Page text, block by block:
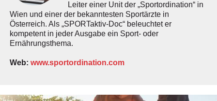
Leiter einer Unit der „Sportordination“ in
Wien und einer der bekanntesten Sportärzte in
Österreich. Als „SPORTaktiv-Doc“ beleuchtet er
kompetent in jeder Ausgabe ein Sport- oder
Ernährungsthema.
Web: www.sportordination.com